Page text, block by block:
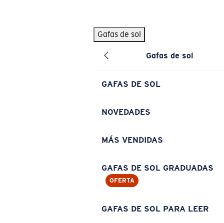
Gafas de sol
Gafas de sol
GAFAS DE SOL
NOVEDADES
MÁS VENDIDAS
GAFAS DE SOL GRADUADAS
OFERTA
GAFAS DE SOL PARA LEER
BÚSQUEDAS POPULARES
Pilothouse PRO Limited Edition Pack Exclusivo
Gafas de sol personalizadas
Los más vendidos de gafas de sol